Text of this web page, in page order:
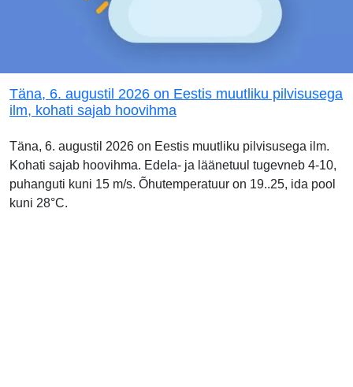
Täna, 6. augustil 2026 on Eestis muutliku pilvisusega
ilm, kohati sajab hoovihma
Täna, 6. augustil 2026 on Eestis muutliku pilvisusega ilm.
Kohati sajab hoovihma. Edela- ja läänetuul tugevneb 4-10,
puhanguti kuni 15 m/s. Õhutemperatuur on 19..25, ida pool
kuni 28°C.